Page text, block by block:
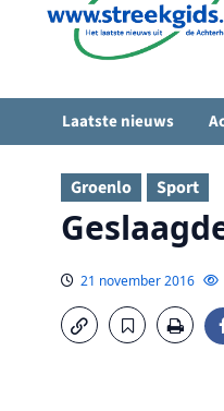
Laatste nieuws
Groenlo Sport
21 november 2016